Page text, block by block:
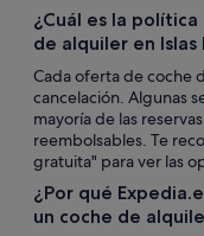
¿Cuál es la
de alquiler en Islas
Cada oferta de coche
cancelación. Algunas
mayoría de las
reembolsables. Te
gratuita" para ver las
¿Por qué
un coche de